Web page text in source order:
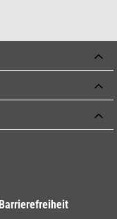
Barrierefreiheit